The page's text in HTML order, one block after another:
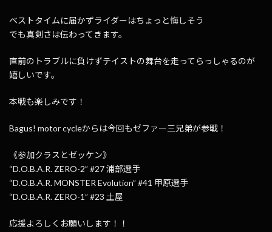
ベストタイムに届かずライダーはちょっと悔しそう
でも真剣さは伝わってきます。
直前のトラブルに負けずテイストの舞台を走ってらっしゃるのが
嬉しいです。
本戦も楽しみです！
Bagus! motor cycleからは今回もゼファー三兄弟が参戦！
《参加クラスとゼッケン》
“D.O.B.A.R. ZERO-2” #27 浦部選手
“D.O.B.A.R. MONSTER Evolution” #41 甲原選手
“D.O.B.A.R. ZERO-1” #23 土屋
応援よろしくお願いします！！